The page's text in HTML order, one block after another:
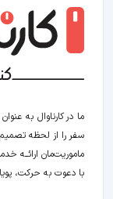
ما در کارناوال به
سفر را از لحظه‌
ماموریت‌مان اراﺋــﻪ
با دعوت به حرکت،